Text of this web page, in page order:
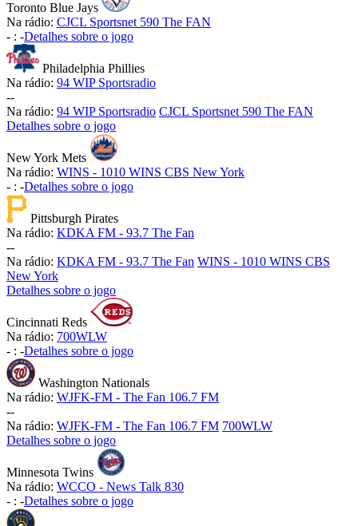
Toronto Blue Jays
Na rádio: CJCL Sportsnet 590 The FAN
- : -Detalhes sobre o jogo
Philadelphia Phillies
Na rádio: 94 WIP Sportsradio
--
Na rádio: 94 WIP Sportsradio CJCL Sportsnet 590 The FAN
Detalhes sobre o jogo
New York Mets
Na rádio: WINS - 1010 WINS CBS New York
- : -Detalhes sobre o jogo
Pittsburgh Pirates
Na rádio: KDKA FM - 93.7 The Fan
--
Na rádio: KDKA FM - 93.7 The Fan WINS - 1010 WINS CBS
New York
Detalhes sobre o jogo
Cincinnati Reds
Na rádio: 700WLW
- : -Detalhes sobre o jogo
Washington Nationals
Na rádio: WJFK-FM - The Fan 106.7 FM
--
Na rádio: WJFK-FM - The Fan 106.7 FM 700WLW
Detalhes sobre o jogo
Minnesota Twins
Na rádio: WCCO - News Talk 830
- : -Detalhes sobre o jogo